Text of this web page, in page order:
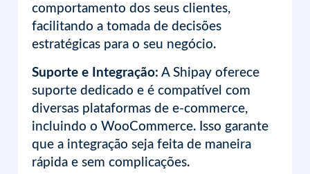
comportamento dos seus clientes,
facilitando a tomada de decisões
estratégicas para o seu negócio.
Suporte e Integração: A Shipay oferece
suporte dedicado e é compatível com
diversas plataformas de e-commerce,
incluindo o WooCommerce. Isso garante
que a integração seja feita de maneira
rápida e sem complicações.